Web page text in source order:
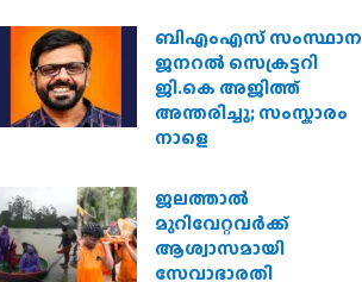
ബിഎംഎസ് സംസ്ഥാന
ജനറൽ സെക്രട്ടറി
ജി.കെ അജിത്ത്
അന്തരിച്ചു; സംസ്കാരം
നാളെ
ജലത്താല്‍
മുറിവേറ്റവര്‍ക്ക്
ആശ്വാസമായി
സേവാഭാരതി